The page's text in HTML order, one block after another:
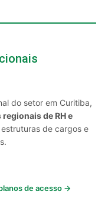
do setor em Curitiba,
de RH e
de cargos e
de acesso →